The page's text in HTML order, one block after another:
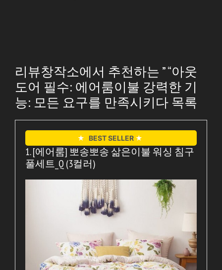
리뷰창작소에서 추천하는 ” “아웃
도어 필수: 에어룸이불 강력한 기
능: 모든 요구를 만족시키다 목록
★ BEST SELLER ★
1. [에어룸] 뽀송뽀송 삶은이불 워싱 침구
풀세트_Q (3컬러)